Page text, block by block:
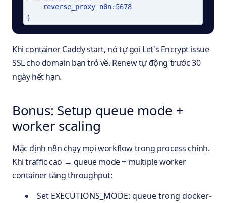
    reverse_proxy n8n:5678
}
Khi container Caddy start, nó tự gọi Let's Encrypt issue
SSL cho domain bạn trỏ về. Renew tự động trước 30
ngày hết hạn.
Bonus: Setup queue mode +
worker scaling
Mặc định n8n chạy mọi workflow trong process chính.
Khi traffic cao → queue mode + multiple worker
container tăng throughput:
Set EXECUTIONS_MODE: queue trong docker-